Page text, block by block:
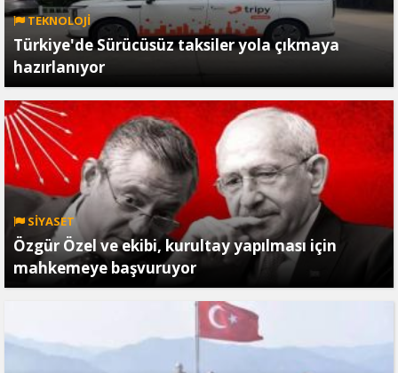
TEKNOLOJİ
Türkiye'de Sürücüsüz taksiler yola çıkmaya
hazırlanıyor
SİYASET
Özgür Özel ve ekibi, kurultay yapılması için
mahkemeye başvuruyor